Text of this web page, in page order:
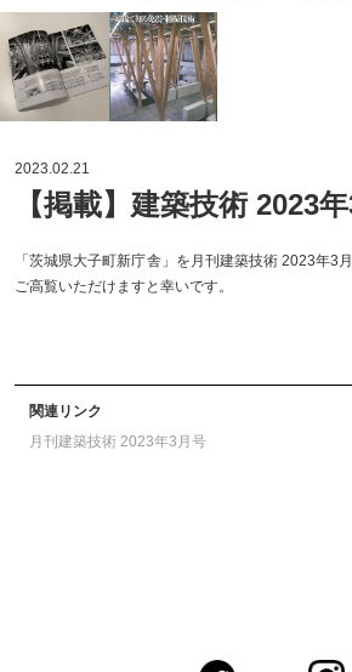
2023.02.21
【掲載】建築技術 2023
「茨城県大子町新庁舎」を月刊建築技術 2023年3
ご高覧いただけますと幸いです。
関連リンク
月刊建築技術 2023年3月号